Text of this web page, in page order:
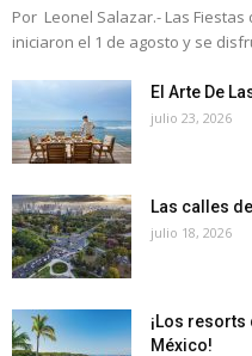
Por Leonel Salazar.- Las
iniciaron el 1 de agosto y se
El Arte De
julio 23, 2026
Las calles
julio 18, 2026
¡Los
México!